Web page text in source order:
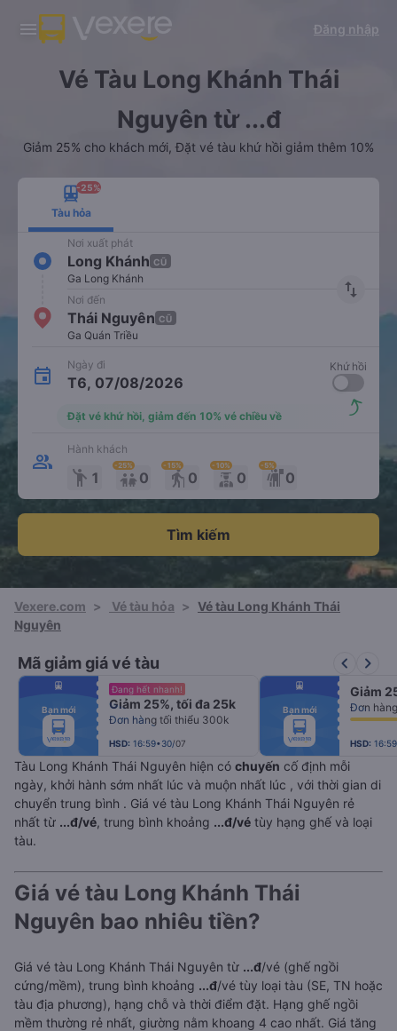
Tải app Vexere ngay!
Nhận ưu đãi thành viên độc
Mở app
Tải app Vexere
-30k/ghế khi đặt vé máy bay qua
Mở app
Đăng nhập
Vé Tàu Long Khánh Thái
Nguyên từ ...đ
Giảm 25% cho khách mới, Đặt vé tàu khứ hồi giảm thêm 10%
Tàu hỏa
-25%
Nơi xuất phát
Long Khánh CŨ
Ga Long Khánh
import_export
Nơi đến
Thái Nguyên CŨ
Ga Quán Triều
Ngày đi
T6, 07/08/2026
Khứ hồi
Đặt vé khứ hồi, giảm đến 10% vé chiều về
Hành khách
emoji_people 1 0
-25%
elderly 0
-15%
0
-10%
0
-5%
Tìm kiếm
Vexere.com > Vé tàu hỏa > Vé tàu Long Khánh Thái
Nguyên
Mã giảm giá vé tàu keyboard_arrow_left keyboard_arrow_right
fiber_manual_record
fiber_manual_record
fiber_manual_record
fiber_manual_record
fiber_manual_record
fiber_manual_record
fiber_manual_record
Bạn mới
Đang hết nhanh!
Giảm 25%, tối đa 25k
Đơn hàng tối thiểu 300k
HSD: 16:59•30/07
fiber_manual_record
fiber_manual_record
fiber_manual_record
fiber_manual_record
fiber_manual_record
fiber_manual_record
fiber_manual_record
Bạn mới
Giảm
HSD:
Tàu Long Khánh Thái Nguyên hiện có chuyến cố định mỗi
ngày, khởi hành sớm nhất lúc và muộn nhất lúc , với thời gian di
chuyển trung bình . Giá vé tàu Long Khánh Thái Nguyên rẻ
nhất từ ...đ/vé, trung bình khoảng ...đ/vé tùy hạng ghế và loại
tàu.
Giá vé tàu Long Khánh Thái
Nguyên bao nhiêu tiền?
Giá vé tàu Long Khánh Thái Nguyên từ ...đ/vé (ghế ngồi
cứng/mềm), trung bình khoảng ...đ/vé tùy loại tàu (SE, TN hoặc
tàu địa phương), hạng chỗ và thời điểm đặt. Hạng ghế ngồi
mềm thường rẻ nhất, giường nằm khoang 4 cao nhất. Giá tăng